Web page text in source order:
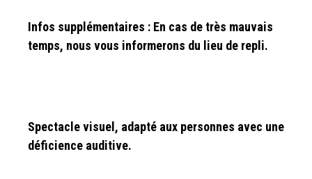
Infos supplémentaires : En cas de très mauvais
temps, nous vous informerons du lieu de repli.
Spectacle visuel, adapté aux personnes avec une
déficience auditive.